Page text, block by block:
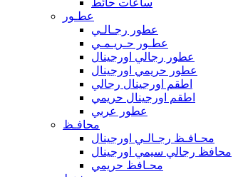
عطـور
عطور رجـالـي
عطـور حـريـمـي
عطور رجالي اورجينال
عطور حريمي اورجينال
اطقم اورجينال رجالي
اطقم اورجينال حريمي
عطور عربي
محافـظ
محـافـظ رجـالـي اورجينال
محافظ رجالي سيمي اورجينال
محـافظ حريمي